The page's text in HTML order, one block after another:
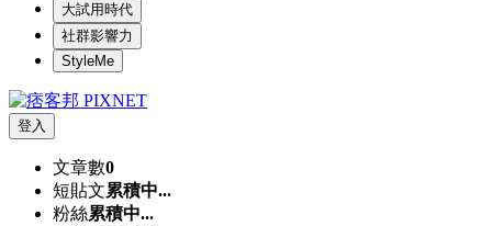
大試用時代
社群影響力
StyleMe
登入
文章數0
短貼文累積中...
粉絲累積中...